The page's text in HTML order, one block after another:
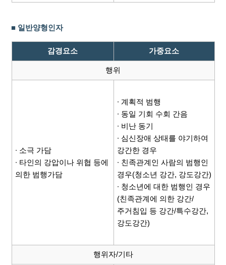
■ 일반양형인자
감경요소 가중요소
행위
∙ 소극 가담
∙ 타인의 강압이나 위협 등에
의한 범행가담
∙ 계획적 범행
∙ 동일 기회 수회 간음
∙ 비난 동기
∙ 심신장애 상태를 야기하여
강간한 경우
∙ 친족관계인 사람의 범행인
경우(청소년 강간, 강도강간)
∙ 청소년에 대한 범행인 경우
(친족관계에 의한 강간/
주거침입 등 강간/특수강간,
강도강간)
행위자/기타